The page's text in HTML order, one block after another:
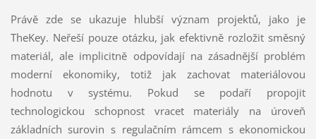
Právě zde se ukazuje hlubší význam projektů, jako je
TheKey. Neřeší pouze otázku, jak efektivně rozložit směsný
materiál, ale implicitně odpovídají na zásadnější problém
moderní ekonomiky, totiž jak zachovat materiálovou
hodnotu v systému. Pokud se podaří propojit
technologickou schopnost vracet materiály na úroveň
základních surovin s regulačním rámcem s ekonomickou